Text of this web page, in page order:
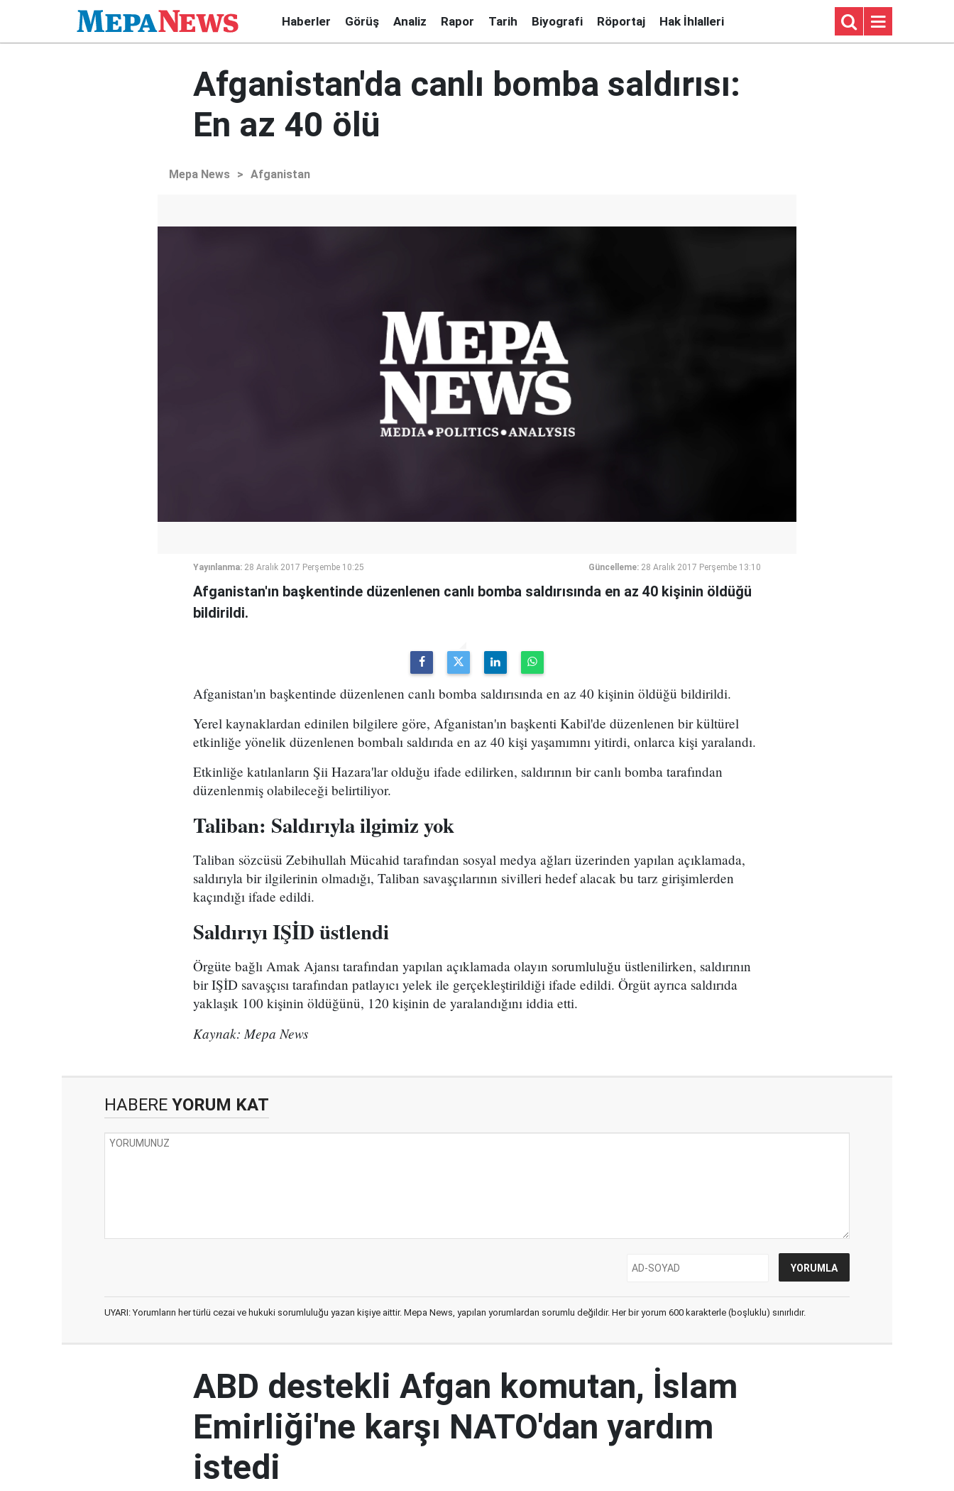
Haberler Görüş Analiz Rapor Tarih Biyografi Röportaj Hak İhlalleri
Afganistan'da canlı bomba saldırısı:
En az 40 ölü
Mepa News > Afganistan
Yayınlanma: 28 Aralık 2017 Perşembe 10:25 Güncelleme: 28 Aralık 2017 Perşembe 13:10
Afganistan'ın başkentinde düzenlenen canlı bomba saldırısında en az 40 kişinin öldüğü
bildirildi.
Afganistan'ın başkentinde düzenlenen canlı bomba saldırısında en az 40 kişinin öldüğü bildirildi.
Yerel kaynaklardan edinilen bilgilere göre, Afganistan'ın başkenti Kabil'de düzenlenen bir kültürel
etkinliğe yönelik düzenlenen bombalı saldırıda en az 40 kişi yaşamımnı yitirdi, onlarca kişi yaralandı.
Etkinliğe katılanların Şii Hazara'lar olduğu ifade edilirken, saldırının bir canlı bomba tarafından
düzenlenmiş olabileceği belirtiliyor.
Taliban: Saldırıyla ilgimiz yok
Taliban sözcüsü Zebihullah Mücahid tarafından sosyal medya ağları üzerinden yapılan açıklamada,
saldırıyla bir ilgilerinin olmadığı, Taliban savaşçılarının sivilleri hedef alacak bu tarz girişimlerden
kaçındığı ifade edildi.
Saldırıyı IŞİD üstlendi
Örgüte bağlı Amak Ajansı tarafından yapılan açıklamada olayın sorumluluğu üstlenilirken, saldırının
bir IŞİD savaşçısı tarafından patlayıcı yelek ile gerçekleştirildiği ifade edildi. Örgüt ayrıca saldırıda
yaklaşık 100 kişinin öldüğünü, 120 kişinin de yaralandığını iddia etti.
Kaynak: Mepa News
HABERE YORUM KAT
UYARI: Yorumların her türlü cezai ve hukuki sorumluluğu yazan kişiye aittir. Mepa News, yapılan yorumlardan sorumlu değildir. Her bir yorum 600 karakterle (boşluklu) sınırlıdır.
ABD destekli Afgan komutan, İslam
Emirliği'ne karşı NATO'dan yardım
istedi